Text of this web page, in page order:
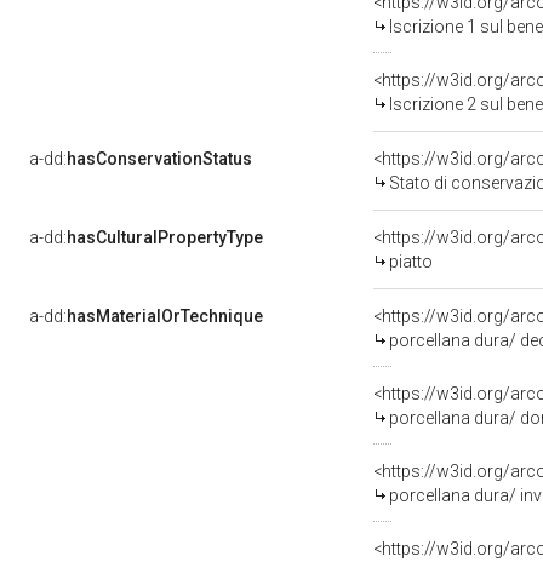
Iscrizione 1 sul
<https://w3id.org/
Iscrizione 2 sul
a-dd:hasConservationStatus
<https://w3id.org/
Stato di
a-dd:hasCulturalPropertyType
<https://w3id.org/
piatto
a-dd:hasMaterialOrTechnique
<https://w3id.org/
porcellana dura/
<https://w3id.org/
porcellana dura/
<https://w3id.org/
porcellana dura/
<https://w3id.org/